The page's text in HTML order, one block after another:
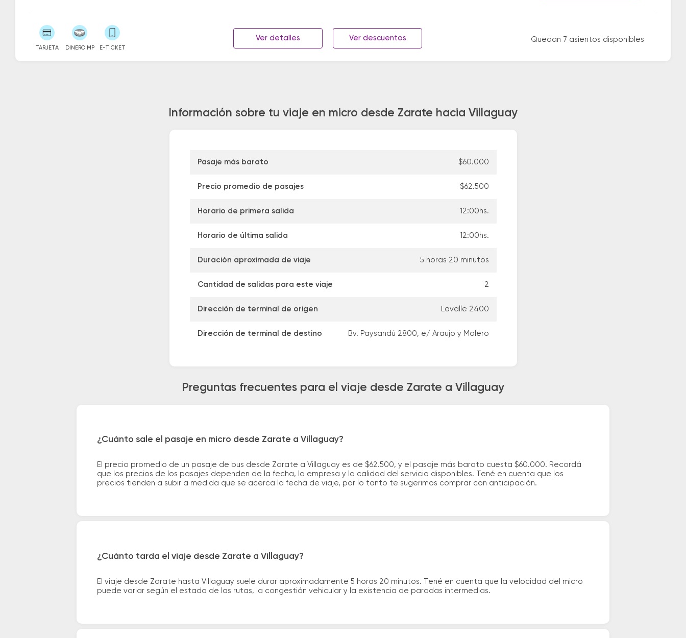
TARJETA DINERO MP E-TICKET
Ver detalles Ver descuentos Quedan 7 asientos disponibles
Información sobre tu viaje en micro desde Zarate hacia Villaguay
Pasaje más barato $60.000
Precio promedio de pasajes $62.500
Horario de primera salida 12:00hs.
Horario de última salida 12:00hs.
Duración aproximada de viaje 5 horas 20 minutos
Cantidad de salidas para este viaje 2
Dirección de terminal de origen Lavalle 2400
Dirección de terminal de destino Bv. Paysandú 2800, e/ Araujo y Molero
Preguntas frecuentes para el viaje desde Zarate a Villaguay
¿Cuánto sale el pasaje en micro desde Zarate a Villaguay?
El precio promedio de un pasaje de bus desde Zarate a Villaguay es de $62.500, y el pasaje más barato cuesta $60.000. Recordá
que los precios de los pasajes dependen de la fecha, la empresa y la calidad del servicio disponibles. Tené en cuenta que los
precios tienden a subir a medida que se acerca la fecha de viaje, por lo tanto te sugerimos comprar con anticipación.
¿Cuánto tarda el viaje desde Zarate a Villaguay?
El viaje desde Zarate hasta Villaguay suele durar aproximadamente 5 horas 20 minutos. Tené en cuenta que la velocidad del micro
puede variar según el estado de las rutas, la congestión vehicular y la existencia de paradas intermedias.